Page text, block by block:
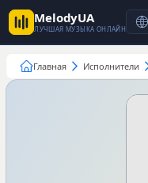
MelodyUA
ЛУЧШАЯ МУЗЫКА ОНЛАЙН
Главная Исполнители